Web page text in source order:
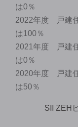
は0％
2022年度 戸建
は100％
2021年度 戸建
は0％
2020年度 戸建
は50％
SII ZEH